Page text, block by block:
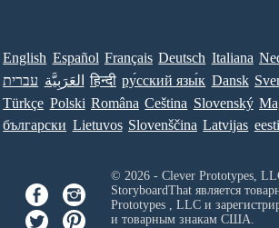
English Español Français Deutsch Italiana
עברית العَرَبِيَّة हिन्दी ру́сский язы́к Dansk
Türkçe Polski Româna Ceština Slovenský
български Lietuvos Slovenščina Latvijas eesti
© 2026 - Clever Prototypes,
StoryboardThat является
Prototypes , LLCи
и товарным знакам США.